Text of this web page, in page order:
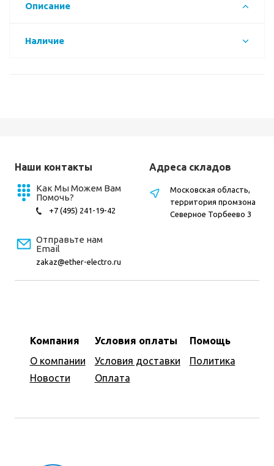
Описание
Наличие
Наши контакты
Как Мы Можем Вам
Помочь?
+7 (495) 241-19-42
Отправьте нам
Email
zakaz@ether-electro.ru
Компания
О компании
Новости
Условия оплаты
Условия доставки
Оплата
Помощь
Политика
Адреса складов
Московская область,
территория промзона
Северное Торбеево 3